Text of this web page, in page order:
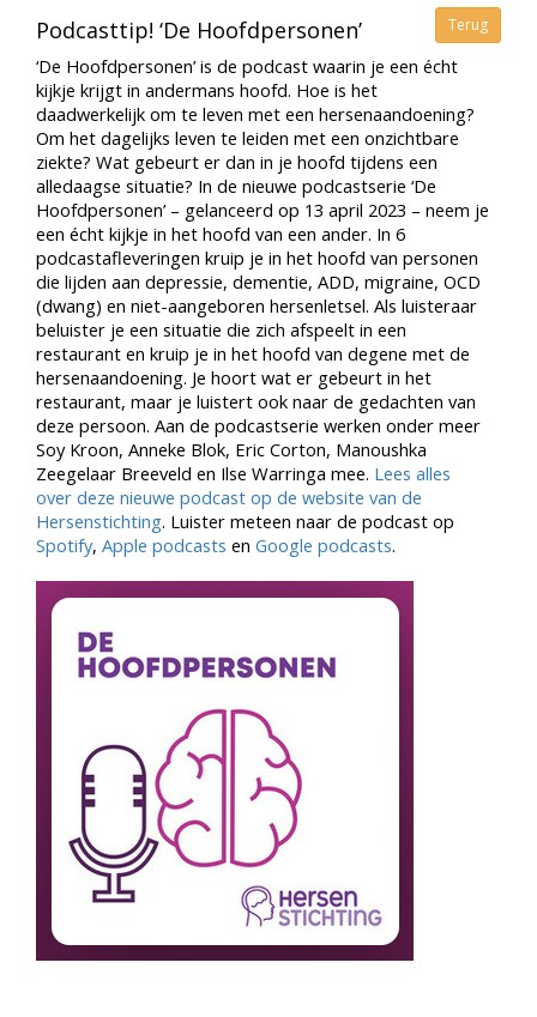
Terug
Podcasttip! ‘De Hoofdpersonen’
‘De Hoofdpersonen’ is de podcast waarin je een écht
kijkje krijgt in andermans hoofd. Hoe is het
daadwerkelijk om te leven met een hersenaandoening?
Om het dagelijks leven te leiden met een onzichtbare
ziekte? Wat gebeurt er dan in je hoofd tijdens een
alledaagse situatie? In de nieuwe podcastserie ‘De
Hoofdpersonen’ – gelanceerd op 13 april 2023 – neem je
een écht kijkje in het hoofd van een ander. In 6
podcastafleveringen kruip je in het hoofd van personen
die lijden aan depressie, dementie, ADD, migraine, OCD
(dwang) en niet-aangeboren hersenletsel. Als luisteraar
beluister je een situatie die zich afspeelt in een
restaurant en kruip je in het hoofd van degene met de
hersenaandoening. Je hoort wat er gebeurt in het
restaurant, maar je luistert ook naar de gedachten van
deze persoon. Aan de podcastserie werken onder meer
Soy Kroon, Anneke Blok, Eric Corton, Manoushka
Zeegelaar Breeveld en Ilse Warringa mee. Lees alles
over deze nieuwe podcast op de website van de
Hersenstichting. Luister meteen naar de podcast op
Spotify, Apple podcasts en Google podcasts.